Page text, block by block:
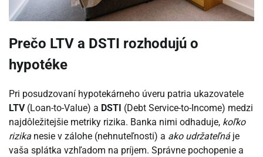
Prečo LTV a DSTI rozhodujú o
hypotéke
Pri posudzovaní hypotekárneho úveru patria ukazovatele
LTV(Loan-to-Value) a DSTI (Debt Service-to-Income) medzi
najdôležitejšie metriky rizika. Banka nimi odhaduje, koľko
rizika nesie v zálohe (nehnuteľnosti) a ako udržateľnáje
vaša splátka vzhľadom na príjem. Správne pochopenie a